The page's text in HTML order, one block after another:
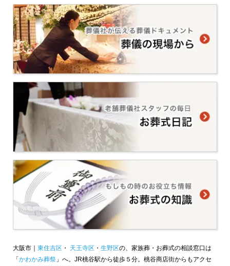
大阪市｜ 東住吉区 ・ 天王寺区 ・ 生野区の、家族葬・お葬式の相談窓口は
「かわかみ葬祭 」へ。JR桃谷駅から徒歩５分。桃谷商店街からもアクセ